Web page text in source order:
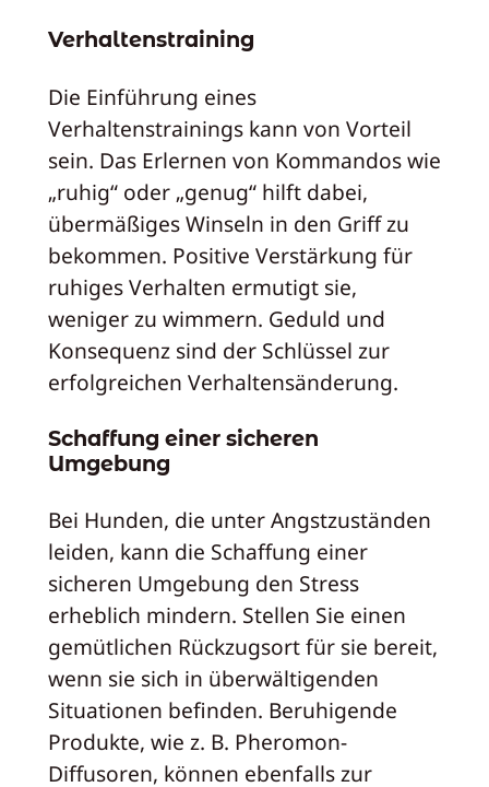
Verhaltenstraining
Die Einführung eines
Verhaltenstrainings kann von Vorteil
sein. Das Erlernen von Kommandos wie
„ruhig“ oder „genug“ hilft dabei,
übermäßiges Winseln in den Griff zu
bekommen. Positive Verstärkung für
ruhiges Verhalten ermutigt sie,
weniger zu wimmern. Geduld und
Konsequenz sind der Schlüssel zur
erfolgreichen Verhaltensänderung.
Schaffung einer sicheren
Umgebung
Bei Hunden, die unter Angstzuständen
leiden, kann die Schaffung einer
sicheren Umgebung den Stress
erheblich mindern. Stellen Sie einen
gemütlichen Rückzugsort für sie bereit,
wenn sie sich in überwältigenden
Situationen befinden. Beruhigende
Produkte, wie z. B. Pheromon-
Diffusoren, können ebenfalls zur